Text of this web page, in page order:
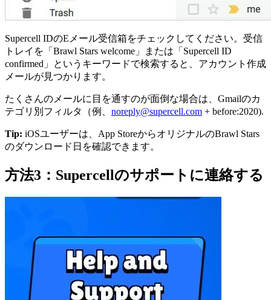
Supercell IDのEメール受信箱をチェックしてください。受信
トレイを「Brawl Stars welcome」または「Supercell ID
confirmed」というキーワードで検索すると、アカウント作成
メールが見つかります。
たくさんのメールに目を通すのが面倒な場合は、Gmailのカ
テゴリ別フィルタ（例、 noreply@supercell.com + before:2020).
Tip: iOSユーザーは、App StoreからオリジナルのBrawl Stars
のダウンロード日を確認できます。
方法3：Supercellのサポートに連絡する